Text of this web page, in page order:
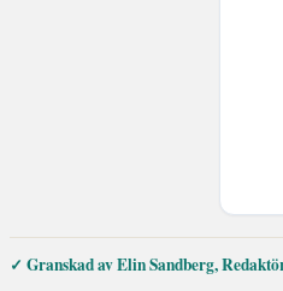
✓ Granskad av Elin Sandberg,